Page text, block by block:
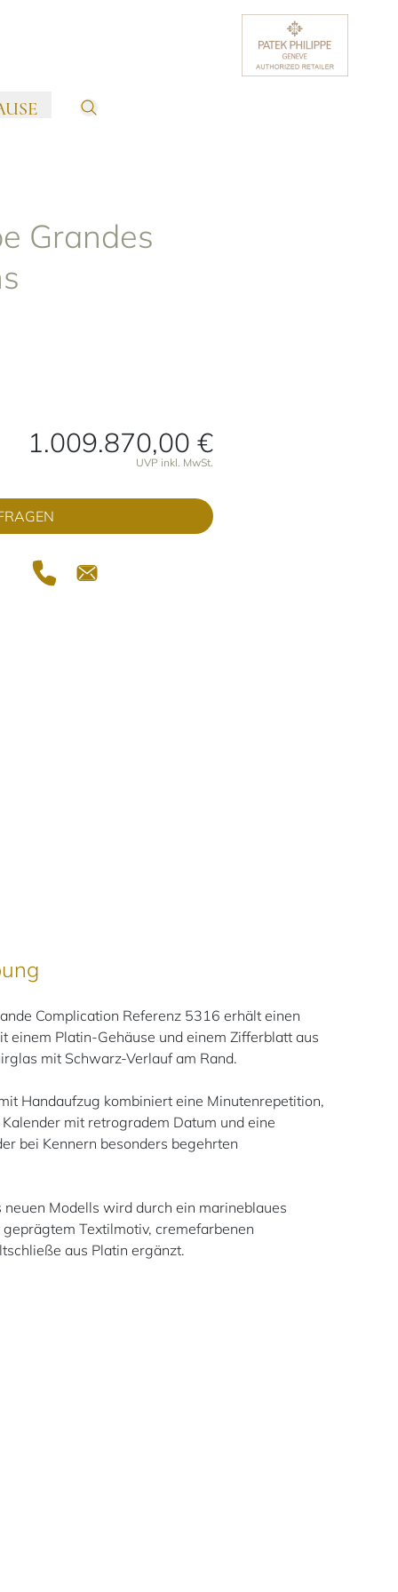
Grandes
1.009.870,00 €
UVP inkl. MwSt.
Complication Referenz 5316 erhält einen
einem Platin-Gehäuse und einem Zifferblatt aus
mit Schwarz-Verlauf am Rand.
Handaufzug kombiniert eine Minutenrepetition,
mit retrogradem Datum und eine
bei Kennern besonders begehrten
Modells wird durch ein marineblaues
Textilmotiv, cremefarbenen
aus Platin ergänzt.